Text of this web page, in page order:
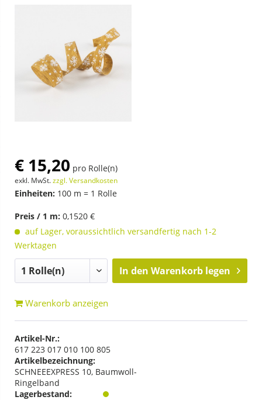
€ 15,20 pro Rolle(n)
exkl. MwSt.zzgl. Versandkosten
Einheiten: 100 m = 1 Rolle
Preis / 1 m: 0,1520 €
auf Lager, voraussichtlich versandfertig nach 1-2
Werktagen
In den Warenkorb legen
Warenkorb anzeigen
Artikel-Nr.:
617 223 017 010 100 805
Artikelbezeichnung:
SCHNEEEXPRESS 10, Baumwoll-
Ringelband
Lagerbestand: